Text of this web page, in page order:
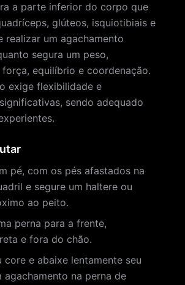
a parte inferior do corpo que
glúteos, isquiotibiais e
realizar um agachamento
segura um peso,
equilíbrio e coordenação.
exige flexibilidade e
sendo adequado
pé, com os pés afastados na
e segure um haltere ou
ao peito.
perna para a frente,
e fora do chão.
core e abaixe lentamente seu
agachamento na perna de